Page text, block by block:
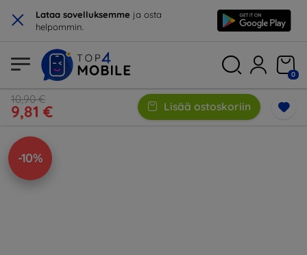
× Lataa sovelluksemme ja osta
helpommin.
0
10,90 €
9,81 € Lisää ostoskoriin
-10%